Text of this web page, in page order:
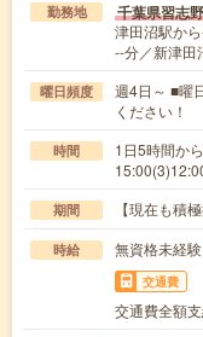
勤務地 千葉県習志
津田沼駅か
--分／新津田
曜日頻度
週4日～ ■曜
ください！
時間
1日5時間か
期間 【現在も積
時給 無資格未経
交通費
交通費全額